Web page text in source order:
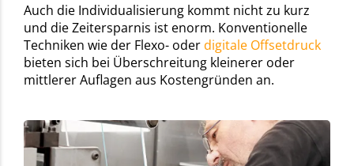
Auch die Individualisierung kommt nicht zu kurz
und die Zeitersparnis ist enorm. Konventionelle
Techniken wie der Flexo- oderdigitale Offsetdruck
bieten sich bei Überschreitung kleinerer oder
mittlerer Auflagen aus Kostengründen an.